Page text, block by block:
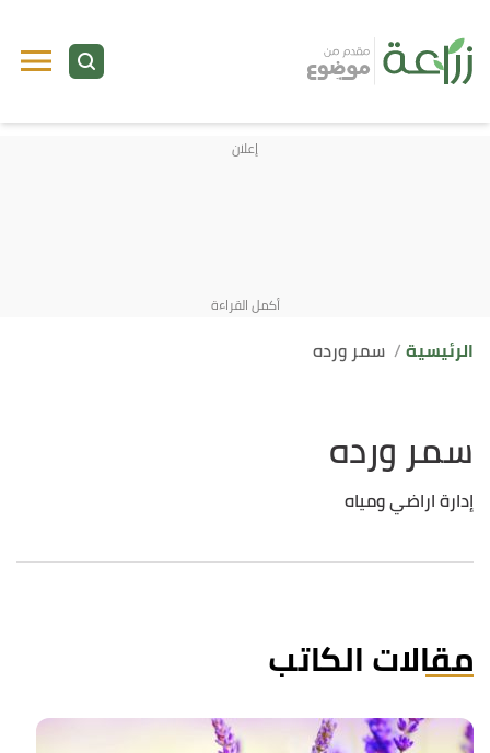
الرئيسية سمر ورده
سمر ورده
إدارة اراضي ومياه
مقالات الكاتب